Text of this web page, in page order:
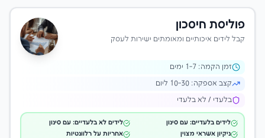
פוליסת חיסכון
קבל לידים איכותיים ומאומתים ישירות לעסק
זמן הקמה: 1 -7 ימים
קצב אספקה: 10-30 ליום
בלעדי / לא בלעדי
לידים בלעדיים: עם סינון
לידים לא בלעדיים: עם סינון
ניקיון אשראי מצוין
אחריות על רלוונטיות